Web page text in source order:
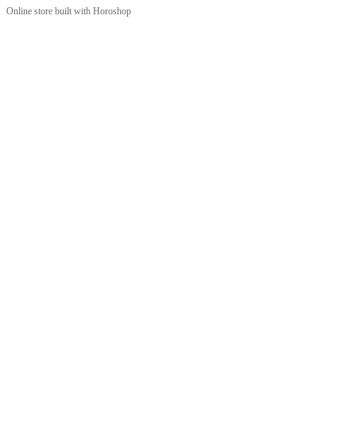
Online store built with Horoshop